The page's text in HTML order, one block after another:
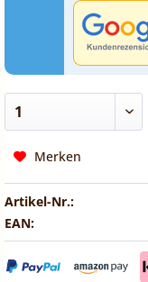
Merken
Artikel-Nr.:
EAN: